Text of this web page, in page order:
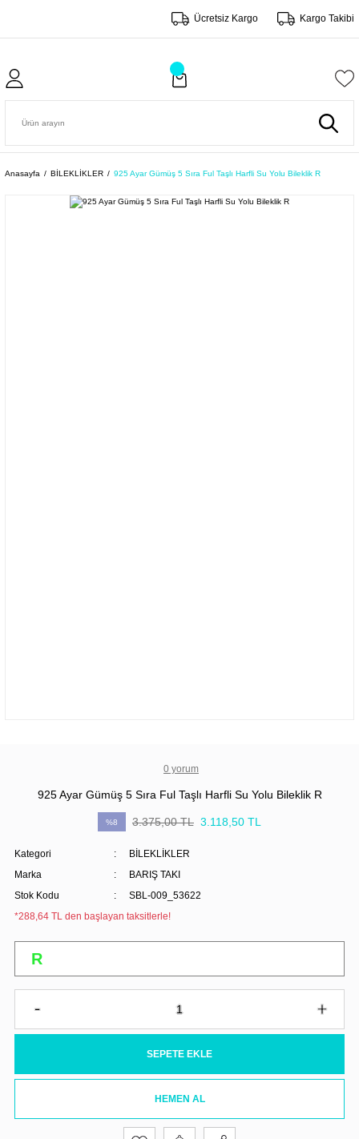
Ücretsiz Kargo Kargo Takibi
Anasayfa BİLEKLİKLER 925 Ayar Gümüş 5 Sıra Ful Taşlı Harfli Su Yolu Bileklik R
0 yorum
925 Ayar Gümüş 5 Sıra Ful Taşlı Harfli Su Yolu Bileklik R
%8 3.375,00 TL 3.118,50 TL
Kategori
BİLEKLİKLER
Marka
BARIŞ TAKI
Stok Kodu
SBL-009_53622
*288,64 TL den başlayan taksitlerle!
SEPETE EKLE
HEMEN AL